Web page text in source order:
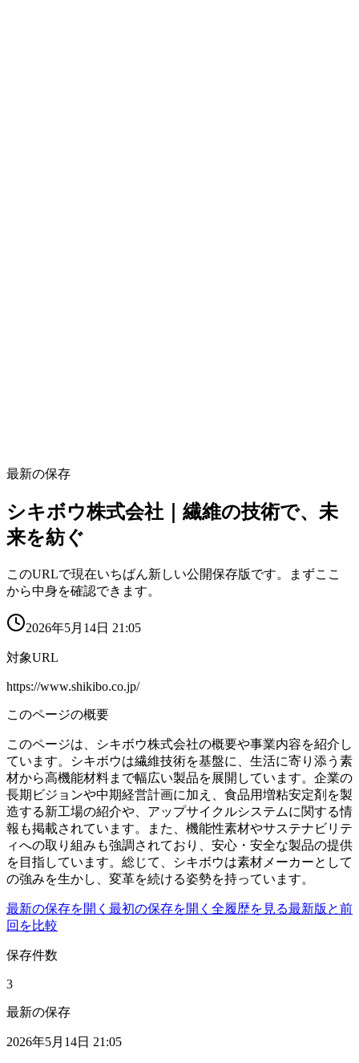
最新の保存
シキボウ株式会社｜繊維の技術で、未
来を紡ぐ
このURLで現在いちばん新しい公開保存版です。まずここ
から中身を確認できます。
2026年5月14日 21:05
対象URL
https://www.shikibo.co.jp/
このページの概要
このページは、シキボウ株式会社の概要や事業内容を紹介し
ています。シキボウは繊維技術を基盤に、生活に寄り添う素
材から高機能材料まで幅広い製品を展開しています。企業の
長期ビジョンや中期経営計画に加え、食品用増粘安定剤を製
造する新工場の紹介や、アップサイクルシステムに関する情
報も掲載されています。また、機能性素材やサステナビリテ
ィへの取り組みも強調されており、安心・安全な製品の提供
を目指しています。総じて、シキボウは素材メーカーとして
の強みを生かし、変革を続ける姿勢を持っています。
最新の保存を開く 最初の保存を開く 全履歴を見る最新版と前
回を比較
保存件数
3
最新の保存
2026年5月14日 21:05